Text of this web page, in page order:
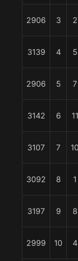
2906 3 2
3139 4 5
2906 5 7
3142 6 11
3107 7 10
3092 8 1
3197 9 8
2999 10 4